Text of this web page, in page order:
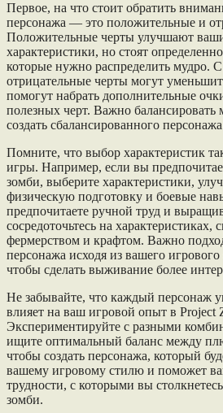
Первое, на что стоит обратить
персонажа — это положительные и
Положительные черты улучшают
характеристики, но стоят
которые нужно распределить мудро.
отрицательные черты могут
помогут набрать дополнительные
полезных черт. Важно
создать сбалансированного
Помните, что выбор характеристик
игры. Например, если вы
зомби, выберите характеристики,
физическую подготовку и боевые
предпочитаете ручной труд и
сосредоточьтесь на характеристиках,
фермерством и крафтом. Важно
персонажа исходя из вашего
чтобы сделать выживание более
Не забывайте, что каждый персонаж
влияет на ваш игровой опыт в Project
Экспериментируйте с разными
ищите оптимальный баланс между
чтобы создать персонажа, который
вашему игровому стилю и поможет
трудности, с которыми вы
зомби.